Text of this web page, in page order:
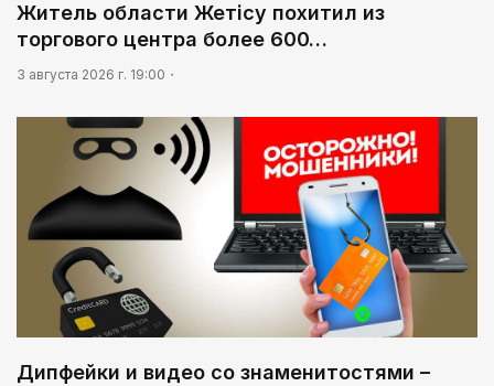
Житель области Жетісу похитил из
торгового центра более 600…
3 августа 2026 г. 19:00
Дипфейки и видео со знаменитостями –